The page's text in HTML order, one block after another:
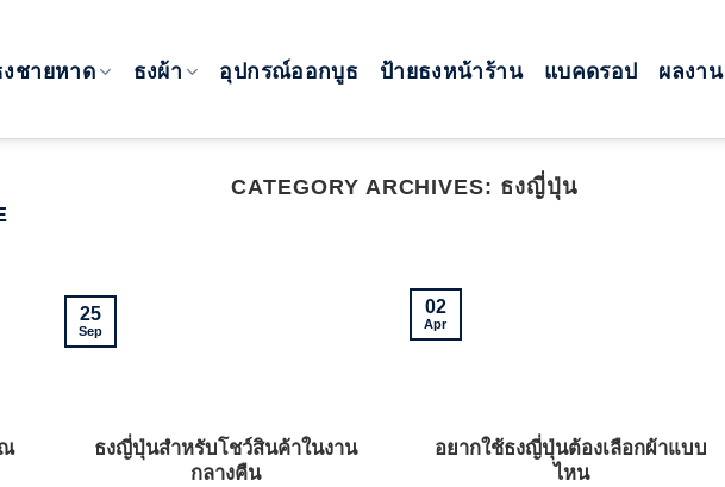
งชายหาด ธงผ้า อุปกรณ์ออกบูธ ป้ายธงหน้าร้าน แบคดรอป ผลงาน
CATEGORY ARCHIVES: ธงญี่ปุ่น
ธงญี่ปุ่นสำหรับโชว์สินค้าในงาน
กลางคืน
25
Sep
อยากใช้ธงญี่ปุ่นต้องเลือกผ้าแบบ
ไหน
02
Apr